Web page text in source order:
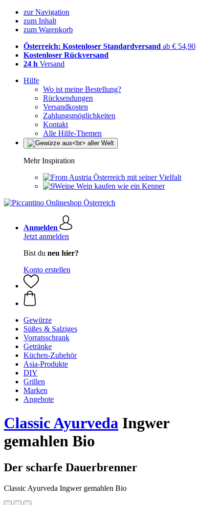
zur Navigation
zum Inhalt
zum Warenkorb
Österreich: Kostenloser Standardversand ab € 54,90
Kostenloser Rückversand
24 h Versand
Hilfe
Wo ist meine Bestellung?
Rücksendungen
Versandkosten
Zahlungsmöglichkeiten
Kontakt
Alle Hilfe-Themen
Mehr Inspiration
Österreich mit seiner Vielfalt
Wein kaufen wie ein Kenner
Anmelden
Jetzt anmelden
Bist du neu hier?
Konto erstellen
Gewürze
Süßes & Salziges
Vorratsschrank
Getränke
Küchen-Zubehör
Asia-Produkte
DIY
Grillen
Marken
Angebote
Classic Ayurveda Ingwer
gemahlen Bio
Der scharfe Dauerbrenner
Classic Ayurveda Ingwer gemahlen Bio